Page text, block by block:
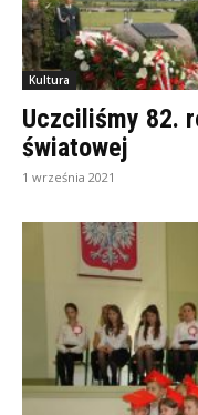
Kultura
Uczciliśmy 82.
światowej
1 września 2021